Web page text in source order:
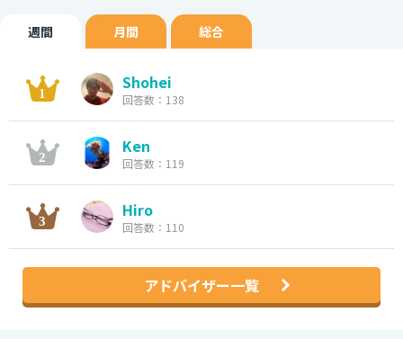
週間 月間 総合
Shohei
回答数：138
Ken
回答数：119
Hiro
回答数：110
アドバイザー一覧